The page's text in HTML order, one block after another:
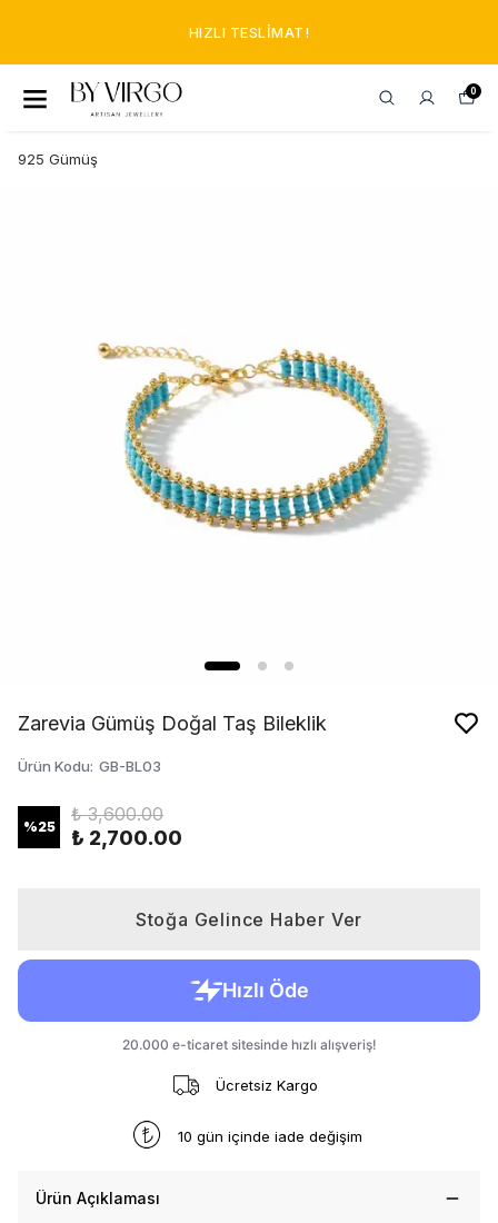
HIZLI TESLIMAT!
0
925 Gümüş
Zarevia Gümüş Doğal Taş Bileklik
Ürün Kodu: GB-BL03
%25
₺ 3,600.00
₺ 2,700.00
Stoğa Gelince Haber Ver
Ücretsiz Kargo
10 gün içinde iade değişim
Ürün Açıklaması